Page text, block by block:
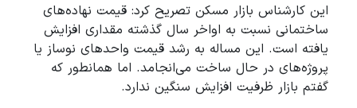
این کارشناس بازار مسکن تصریح کرد: قیمت نهاده‌های
ساختمانی نسبت به اواخر سال گذشته مقداری افزایش
یافته است. این مساله به رشد قیمت واحدهای نوساز یا
پروژه‌های در حال ساخت می‌انجامد. اما همانطور که
گفتم بازار ظرفیت افزایش سنگین ندارد.